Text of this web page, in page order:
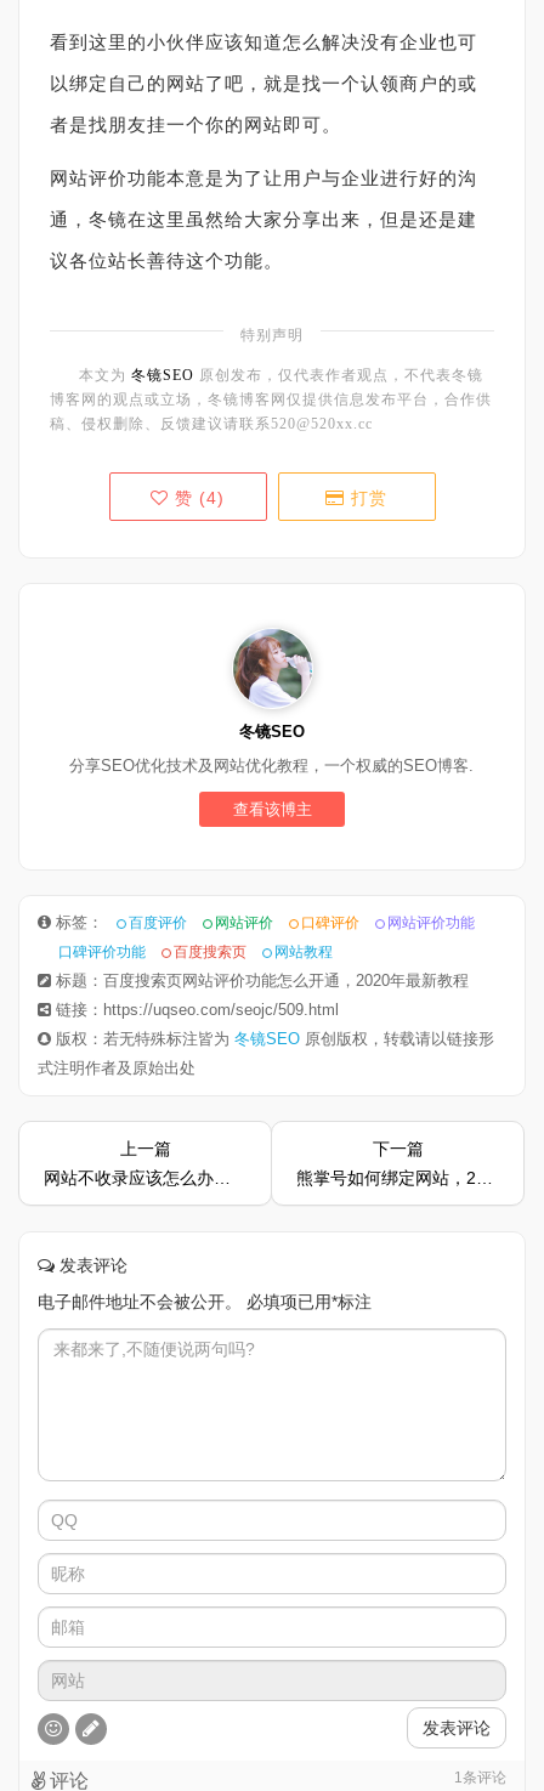
看到这里的小伙伴应该知道怎么解决没有企业也可
以绑定自己的网站了吧，就是找一个认领商户的或
者是找朋友挂一个你的网站即可。
网站评价功能本意是为了让用户与企业进行好的沟
通，冬镜在这里虽然给大家分享出来，但是还是建
议各位站长善待这个功能。
特别声明
本文为 冬镜SEO 原创发布，仅代表作者观点，不代表冬镜
博客网的观点或立场，冬镜博客网仅提供信息发布平台，合作供
稿、侵权删除、反馈建议请联系520@520xx.cc
赞 (4) 打赏
冬镜SEO
分享SEO优化技术及网站优化教程，一个权威的SEO博客.
查看该博主
标签： 百度评价 网站评价 口碑评价
网站评价功能
口碑评价功能
百度搜索页 网站教程
标题：百度搜索页网站评价功能怎么开通，2020年最新教程
链接：https://uqseo.com/seojc/509.html
版权：若无特殊标注皆为 冬镜SEO 原创版权，转载请以链接形
式注明作者及原始出处
上一篇
网站不收录应该怎么办，这几招是最好的解决
下一篇
熊掌号如何绑定网站，2020年最新最给力的教程方法
发表评论
电子邮件地址不会被公开。
必填项已用*标注
发表评论
评论 1 条评论